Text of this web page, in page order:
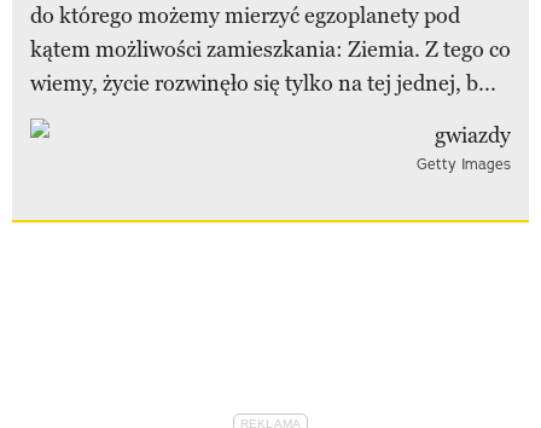
do którego możemy mierzyć egzoplanety pod
kątem możliwości zamieszkania: Ziemia. Z tego co
wiemy, życie rozwinęło się tylko na tej jednej, b...
Getty Images